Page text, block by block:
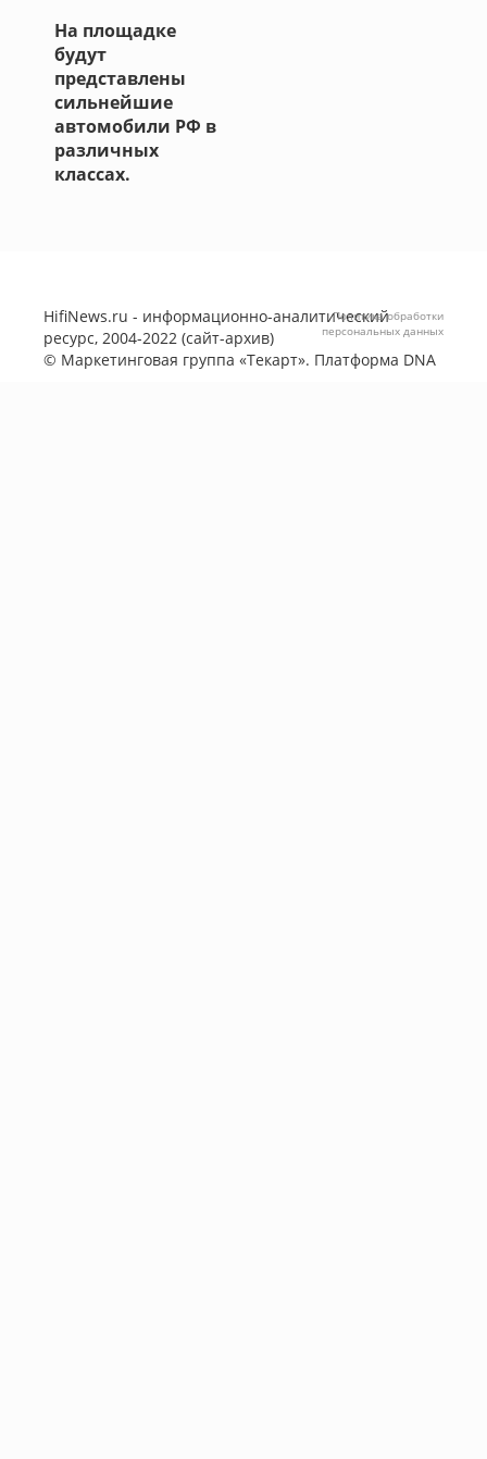
На площадке
будут
представлены
сильнейшие
автомобили РФ в
различных
классах.
HifiNews.ru - информационно-аналитический
ресурс, 2004-2022 (сайт-архив)
© Маркетинговая группа «Текарт». Платформа DNA
Политика обработки
персональных данных